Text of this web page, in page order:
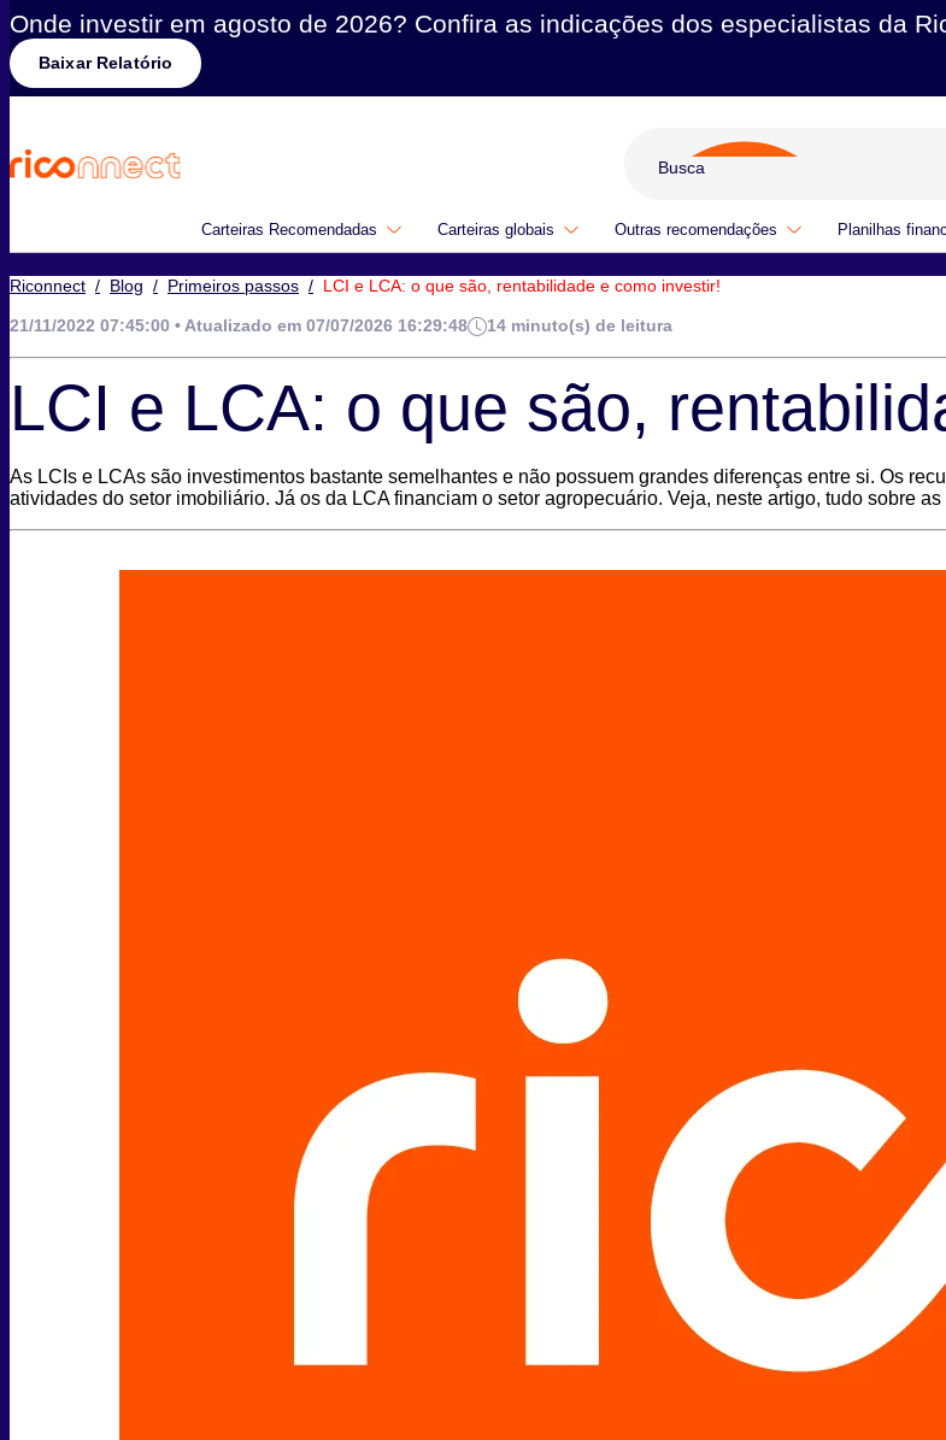
Onde investir em agosto de 2026? Confira as indicações dos especialistas da
Baixar Relatório
Carteiras Recomendadas Carteiras globais Outras recomendações Planilhas
Riconnect / Blog / Primeiros passos / LCI e LCA: o que são, rentabilidade e como investir!
21/11/2022 07:45:00 • Atualizado em 07/07/2026 16:29:48 14 minuto(s) de leitura
LCI e LCA: o que são,
As LCIs e LCAs são investimentos bastante semelhantes e não possuem grandes diferenças entre si. Os
atividades do setor imobiliário. Já os da LCA financiam o setor agropecuário. Veja, neste artigo, tudo sobre